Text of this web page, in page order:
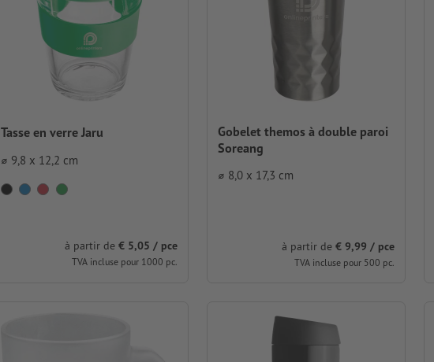
Tasse en verre Jaru
⌀ 9,8 x 12,2 cm
à partir de € 5,05 / pce
TVA incluse pour 1000 pc.
Gobelet themos à double paroi
Soreang
⌀ 8,0 x 17,3 cm
à partir de € 9,99 / pce
TVA incluse pour 500 pc.